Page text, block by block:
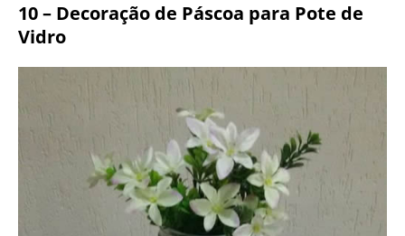
10 – Decoração de Páscoa para Pote de
Vidro